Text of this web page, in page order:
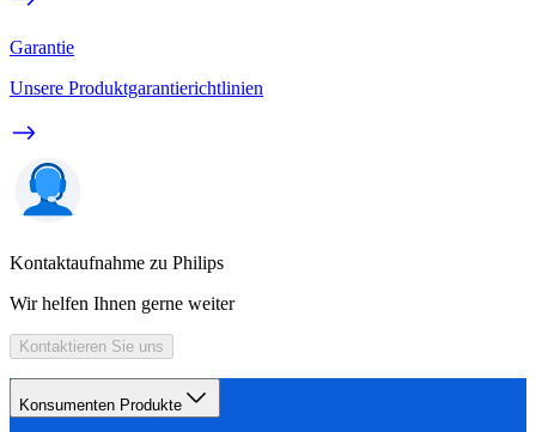
Garantie
Unsere Produktgarantierichtlinien
Kontaktaufnahme zu Philips
Wir helfen Ihnen gerne weiter
Kontaktieren Sie uns
Konsumenten Produkte